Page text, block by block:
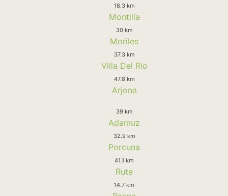
18.3 km
Montilla
30 km
Moriles
37.3 km
Villa Del Rio
47.8 km
Arjona
39 km
Adamuz
32.9 km
Porcuna
41.1 km
Rute
14.7 km